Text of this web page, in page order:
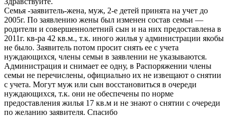
Семья -заявитель-жена, муж, 2-е детей принята на учет до
2005г. По заявлению жены был изменен состав семьи —
родители и совершеннолетний сын и на них предоставлена в
2011г. кв-ра 42 кв.м., т.к. иного жилья у администрации якобы
не было. Заявитель потом просит снять ее с учета
нуждающихся, члены семьи в заявлении не указываются.
Администрация и снимает ее одну, в Распоряжении члены
семьи не перечислены, официально их не извещают о снятии
с учета. Могут муж или сын восстановиться в очереди
нуждающихся, т.к. они не обеспечены по норме
предоставления жилья 17 кв.м и не знают о снятии с очереди
по желанию заявителя. Спасибо